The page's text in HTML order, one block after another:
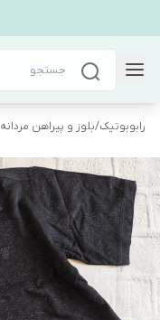
رابوبوتیک/بلوز و پیراهن مردانه